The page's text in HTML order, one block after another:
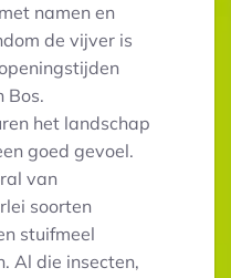
namen en
de vijver is
Bos.
het landschap
goed gevoel.
van
soorten
stuifmeel
Al die insecten,